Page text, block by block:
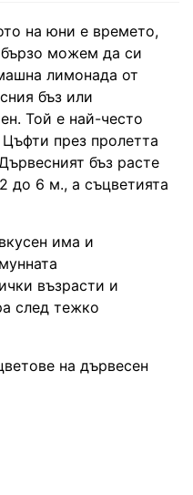
на юни е времето,
можем да си
лимонада от
бъз или
Той е най-често
през пролетта
бъз расте
до 6 м., а съцветията
има и
възрасти и
след тежко
на дървесен